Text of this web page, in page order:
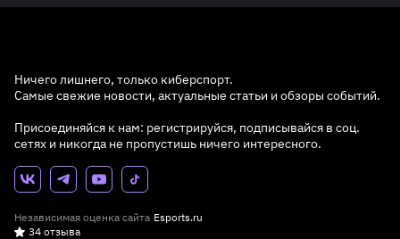
Ничего лишнего, только киберспорт.
Самые свежие новости, актуальные статьи и обзоры событий.
Присоединяйся к нам: регистрируйся, подписывайся в соц.
сетях и никогда не пропустишь ничего интересного.
Независимая оценка сайта Esports.ru
34 отзыва